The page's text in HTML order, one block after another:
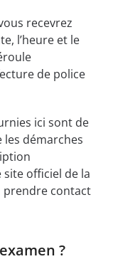
recevrez
l’heure et le
de police
ici sont de
démarches
officiel de la
prendre contact
?